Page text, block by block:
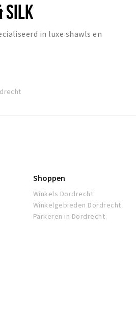
SILK
in luxe shawls en
Shoppen
Winkels Dordrecht
Winkelgebieden Dordrecht
Parkeren in Dordrecht